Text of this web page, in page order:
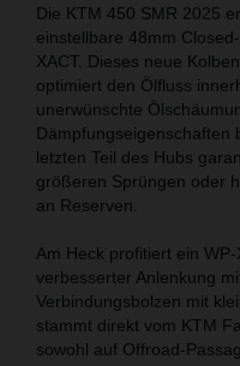
Die KTM 450 SMR 2025
einstellbare 48mm
XACT. Dieses neue
optimiert den Ölfluss
unerwünschte
Dämpfungseigenschaften
letzten Teil des Hubs
größeren Sprüngen oder
an Reserven.
Am Heck profitiert ein
verbesserter Anlenkung
Verbindungsbolzen mit
stammt direkt vom KTM
sowohl auf Offroad-